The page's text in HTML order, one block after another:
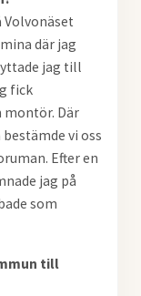
Volvonäset
där jag
jag till
fick
montör. Där
vi oss
Efter en
jag på
som
till